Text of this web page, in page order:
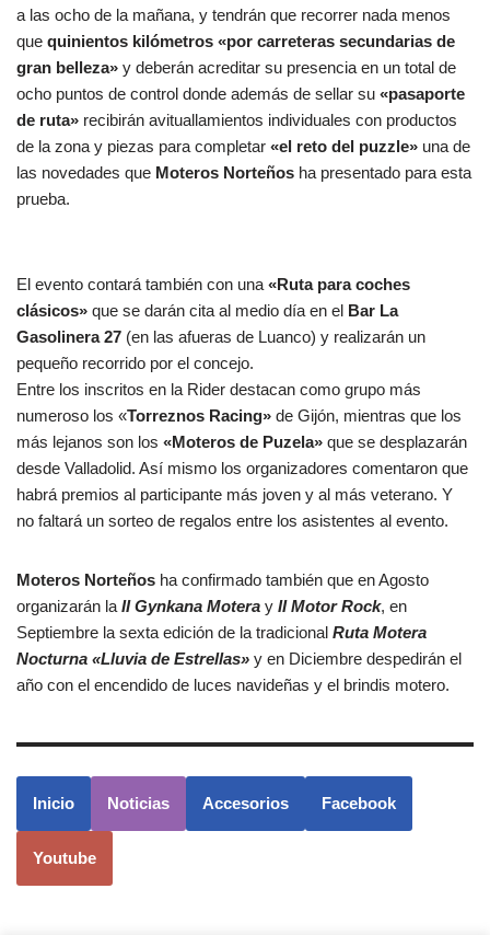
a las ocho de la mañana, y tendrán que recorrer nada menos
que quinientos kilómetros «por carreteras secundarias de
gran belleza» y deberán acreditar su presencia en un total de
ocho puntos de control donde además de sellar su «pasaporte
de ruta» recibirán avituallamientos individuales con productos
de la zona y piezas para completar «el reto del puzzle» una de
las novedades que Moteros Norteños ha presentado para esta
prueba.
El evento contará también con una«Ruta para coches
clásicos» que se darán cita al medio día en el Bar La
Gasolinera 27 (en las afueras de Luanco) y realizarán un
pequeño recorrido por el concejo.
Entre los inscritos en la Rider destacan como grupo más
numeroso los «Torreznos Racing» de Gijón, mientras que los
más lejanos son los «Moteros de Puzela» que se desplazarán
desde Valladolid. Así mismo los organizadores comentaron que
habrá premios al participante más joven y al más veterano. Y
no faltará un sorteo de regalos entre los asistentes al evento.
Moteros Norteños ha confirmado también que en Agosto
organizarán laII Gynkana Motera y II Motor Rock, en
Septiembre la sexta edición de la tradicional Ruta Motera
Nocturna «Lluvia de Estrellas» y en Diciembre despedirán el
año con el encendido de luces navideñas y el brindis motero.
Inicio Noticias Accesorios Facebook
Youtube